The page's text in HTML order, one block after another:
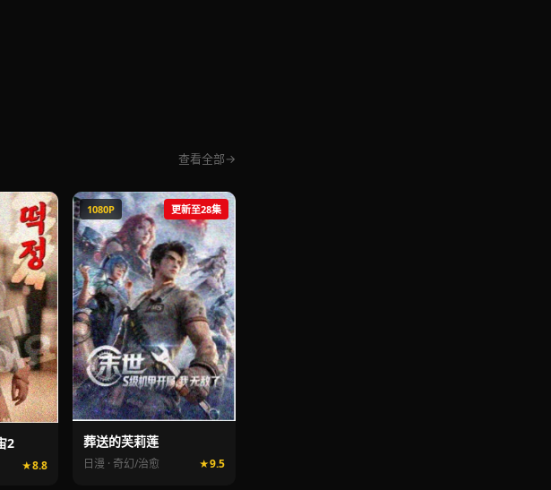
查看全部
2
8.8
更新至28集
1080P
葬送的芙莉莲
日漫 · 奇幻/治愈 9.5